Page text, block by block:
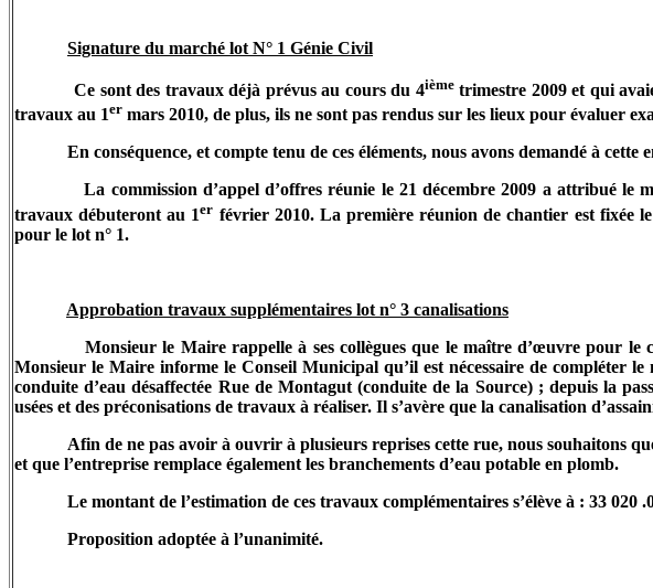
Signature du marché lot N° 1 Génie Civil
Ce sont des travaux déjà prévus au cours du 4ièmetrimestre 2009 et qui
travaux au 1er mars 2010, de plus, ils ne sont pas rendus sur les lieux pour évaluer
En conséquence, et compte tenu de ces éléments, nous avons demandé à
La commission d’appel d’offres réunie le 21 décembre 2009 a attribué
travaux débuteront au 1er février 2010. La première réunion de chantier est fixée
pour le lot n° 1.
Approbation travaux supplémentaires lot n° 3 canalisations
Monsieur le Maire rappelle à ses collègues que le maître d’œuvre pour
Monsieur le Maire informe le Conseil Municipal qu’il est nécessaire de compléter
conduite d’eau désaffectée Rue de Montagut (conduite de la Source) ; depuis la
usées et des préconisations de travaux à réaliser. Il s’avère que la canalisation
Afin de ne pas avoir à ouvrir à plusieurs reprises cette rue, nous souhaitons
et que l’entreprise remplace également les branchements d’eau potable en plomb.
Le montant de l’estimation de ces travaux complémentaires s’élève à : 33
Proposition adoptée à l’unanimité.